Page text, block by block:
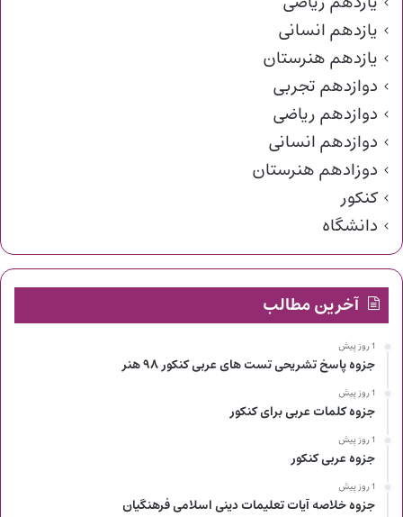
یازدهم انسانی
یازدهم هنرستان
دوازدهم تجربی
دوازدهم ریاضی
دوازدهم انسانی
دوزادهم هنرستان
کنکور
دانشگاه
آخرین مطالب
1 روز پیش
جزوه پاسخ تشریحی تست های عربی کنکور ۹۸ هنر
1 روز پیش
جزوه کلمات عربی برای کنکور
1 روز پیش
جزوه عربی کنکور
1 روز پیش
جزوه خلاصه آیات تعلیمات دینی اسلامی فرهنگیان